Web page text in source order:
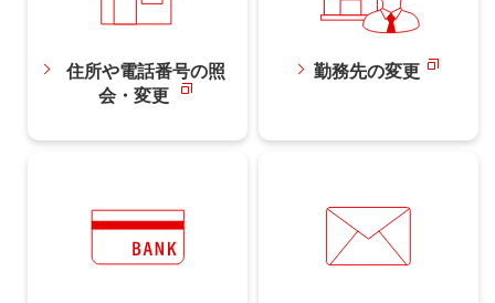
住所や電話番号の照
会・変更
勤務先の変更